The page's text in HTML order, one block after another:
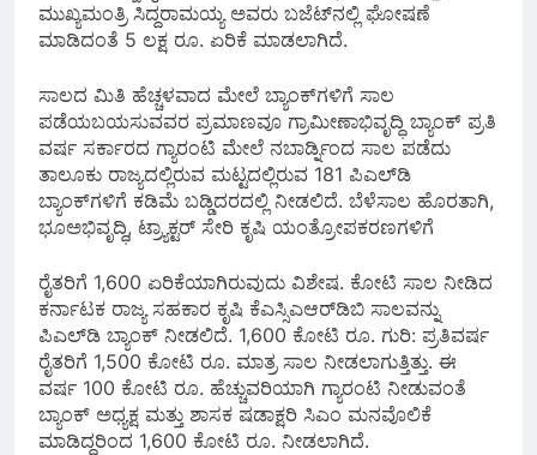
ಮುಖ್ಯಮಂತ್ರಿ ಸಿದ್ದರಾಮಯ್ಯ ಅವರು ಬಜೆಟ್‌ನಲ್ಲಿ ಘೋಷಣೆ
ಮಾಡಿದಂತೆ 5 ಲಕ್ಷ ರೂ. ಏರಿಕೆ ಮಾಡಲಾಗಿದೆ.
ಸಾಲದ ಮಿತಿ ಹೆಚ್ಚಳವಾದ ಮೇಲೆ ಬ್ಯಾಂಕ್‌ಗಳಿಗೆ ಸಾಲ
ಪಡೆಯಬಯಸುವವರ ಪ್ರಮಾಣವೂ ಗ್ರಾಮೀಣಾಭಿವೃದ್ಧಿ ಬ್ಯಾಂಕ್ ಪ್ರತಿ
ವರ್ಷ ಸರ್ಕಾರದ ಗ್ಯಾರಂಟಿ ಮೇಲೆ ನಬಾರ್ಡ್ನಿಂದ ಸಾಲ ಪಡೆದು
ತಾಲೂಕು ರಾಜ್ಯದಲ್ಲಿರುವ ಮಟ್ಟದಲ್ಲಿರುವ 181 ಪಿಎಲ್‌ಡಿ
ಬ್ಯಾಂಕ್‌ಗಳಿಗೆ ಕಡಿಮೆ ಬಡ್ಡಿದರದಲ್ಲಿ ನೀಡಲಿದೆ. ಬೆಳೆಸಾಲ ಹೊರತಾಗಿ,
ಭೂಅಭಿವೃದ್ಧಿ, ಟ್ರ್ಯಾಕ್ಟರ್ ಸೇರಿ ಕೃಷಿ ಯಂತ್ರೋಪಕರಣಗಳಿಗೆ
ರೈತರಿಗೆ 1,600 ಏರಿಕೆಯಾಗಿರುವುದು ವಿಶೇಷ. ಕೋಟಿ ಸಾಲ ನೀಡಿದ
ಕರ್ನಾಟಕ ರಾಜ್ಯ ಸಹಕಾರ ಕೃಷಿ ಕೆಎಸ್ಸಿಎಆರ್‌ಡಿಬಿ ಸಾಲವನ್ನು
ಪಿಎಲ್‌ಡಿ ಬ್ಯಾಂಕ್‌ ನೀಡಲಿದೆ. 1,600 ಕೋಟಿ ರೂ. ಗುರಿ: ಪ್ರತಿವರ್ಷ
ರೈತರಿಗೆ 1,500 ಕೋಟಿ ರೂ. ಮಾತ್ರ ಸಾಲ ನೀಡಲಾಗುತ್ತಿತ್ತು. ಈ
ವರ್ಷ 100 ಕೋಟಿ ರೂ. ಹೆಚ್ಚುವರಿಯಾಗಿ ಗ್ಯಾರಂಟಿ ನೀಡುವಂತೆ
ಬ್ಯಾಂಕ್‌ ಅಧ್ಯಕ್ಷ ಮತ್ತು ಶಾಸಕ ಷಡಾಕ್ಷರಿ ಸಿಎಂ ಮನವೊಲಿಕೆ
ಮಾಡಿದ್ದರಿಂದ 1,600 ಕೋಟಿ ರೂ. ನೀಡಲಾಗಿದೆ.